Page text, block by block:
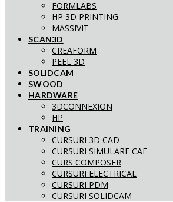
FORMLABS
HP 3D PRINTING
MASSIVIT
SCAN3D
CREAFORM
PEEL 3D
SOLIDCAM
SWOOD
HARDWARE
3DCONNEXION
HP
TRAINING
CURSURI 3D CAD
CURSURI SIMULARE CAE
CURS COMPOSER
CURSURI ELECTRICAL
CURSURI PDM
CURSURI SOLIDCAM